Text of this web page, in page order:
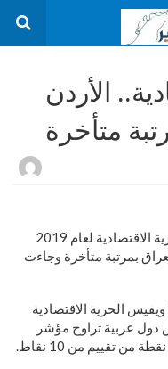
الأردن
متأخرة
تصدر الأردن الدول العربية في مؤشر الحرية الاقتصادية لعام 2019
بمرتبة متأخرة وجاءت
الحرية الاقتصادية
دول عربية تراوح مؤشر